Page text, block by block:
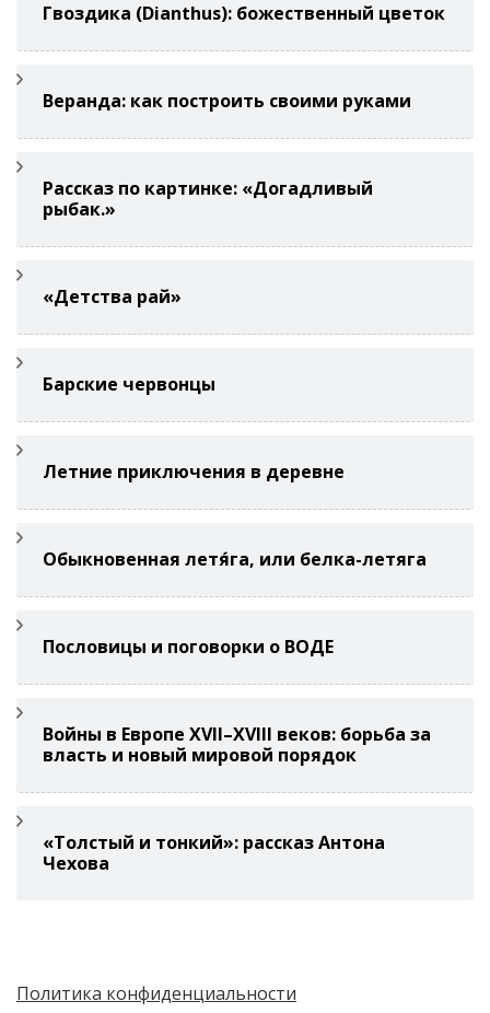
Гвоздикa (Di­anthus): божественный цветок
Веранда: как построить своими руками
Рассказ по картинке: «Догадливый
рыбак.»
«Детства рай»
Барские червонцы
Летние приключения в деревне
Обыкновенная летя́га, или белка-летяга
Пословицы и поговорки о ВОДЕ
Войны в Европе XVII–XVIII веков: борьба за
власть и новый мировой порядок
«Толстый и тонкий»: рассказ Антона
Чехова
Политика конфиденциальности